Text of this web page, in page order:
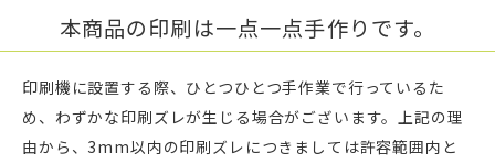
本商品の印刷は一点一点手作りです。
印刷機に設置する際、ひとつひとつ手作業で行っているた
め、わずかな印刷ズレが生じる場合がございます。上記の理
由から、3mm以内の印刷ズレにつきましては許容範囲内と